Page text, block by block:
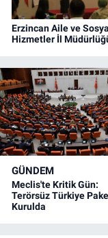
Erzincan Aile ve
Hizmetler İl
GÜNDEM
Meclis'te Kritik Gün:
Terörsüz Türkiye
Kurulda